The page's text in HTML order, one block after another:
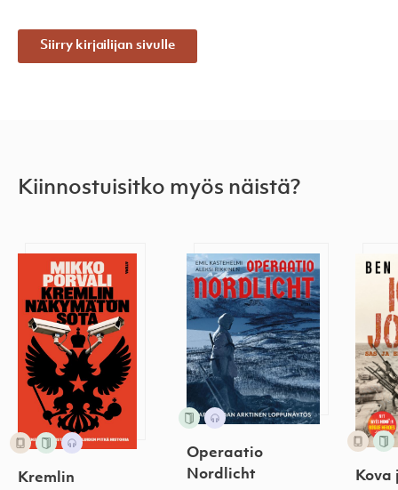
Siirry kirjailijan sivulle
Kiinnostuisitko myös näistä?
Kremlin näkymätön sota
Kremlin
Operaatio Nordlicht
Operaatio
Nordlicht
Kova